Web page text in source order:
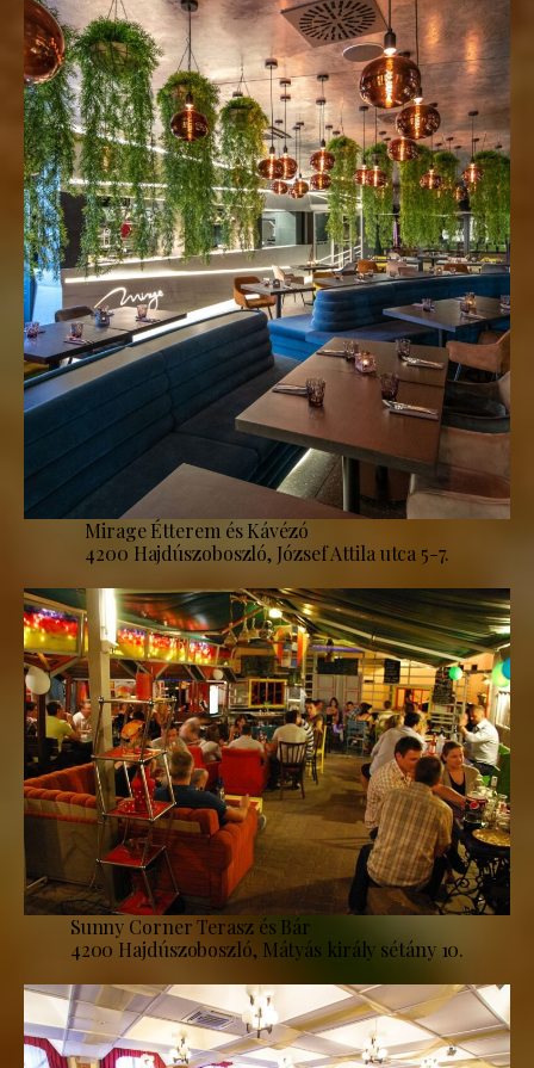
Mirage Étterem és Kávézó
4200 Hajdúszoboszló, József Attila utca 5-7.
Sunny Corner Terasz és Bár
4200 Hajdúszoboszló, Mátyás király sétány 10.